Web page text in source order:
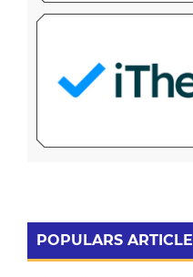
POPULARS ARTICLE